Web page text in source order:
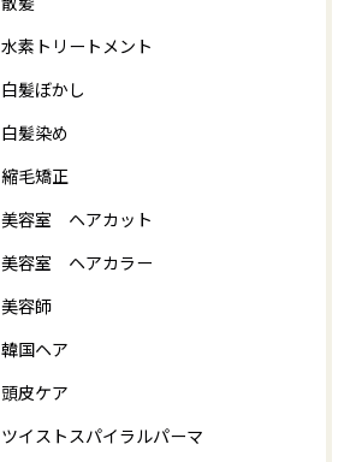
水素トリートメント
白髪ぼかし
白髪染め
縮毛矯正
美容室 ヘアカット
美容室 ヘアカラー
美容師
韓国ヘア
頭皮ケア
ツイストスパイラルパーマ